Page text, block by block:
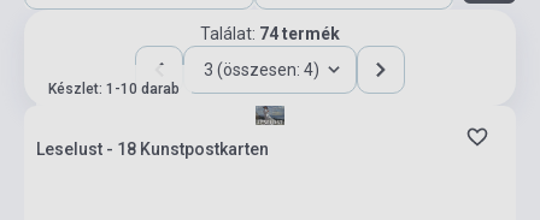
Találat: 74 termék
3 (összesen: 4)
Készlet: 1-10 darab
Leselust - 18 Kunstpostkarten